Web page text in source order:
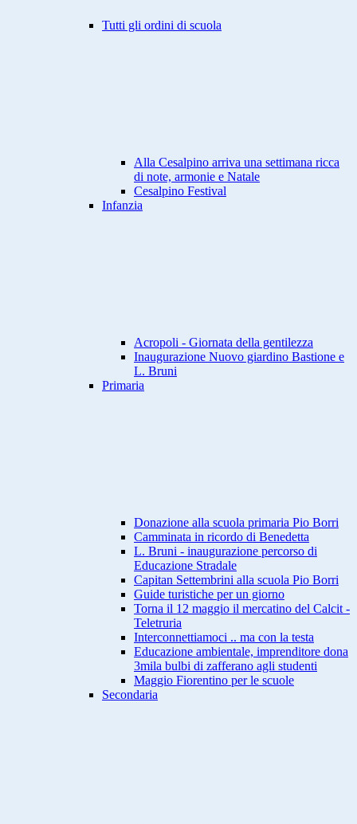
Tutti gli ordini di scuola
Alla Cesalpino arriva una settimana ricca
di note, armonie e Natale
Cesalpino Festival
Infanzia
Acropoli - Giornata della gentilezza
Inaugurazione Nuovo giardino Bastione e
L. Bruni
Primaria
Donazione alla scuola primaria Pio Borri
Camminata in ricordo di Benedetta
L. Bruni - inaugurazione percorso di
Educazione Stradale
Capitan Settembrini alla scuola Pio Borri
Guide turistiche per un giorno
Torna il 12 maggio il mercatino del Calcit -
Teletruria
Interconnettiamoci .. ma con la testa
Educazione ambientale, imprenditore dona
3mila bulbi di zafferano agli studenti
Maggio Fiorentino per le scuole
Secondaria